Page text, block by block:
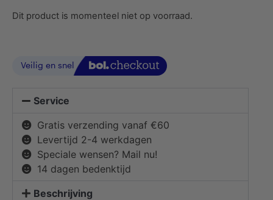
Dit product is momenteel niet op voorraad.
Service
Gratis verzending vanaf €60
Levertijd 2-4 werkdagen
Speciale wensen? Mail nu!
14 dagen bedenktijd
Beschrijving